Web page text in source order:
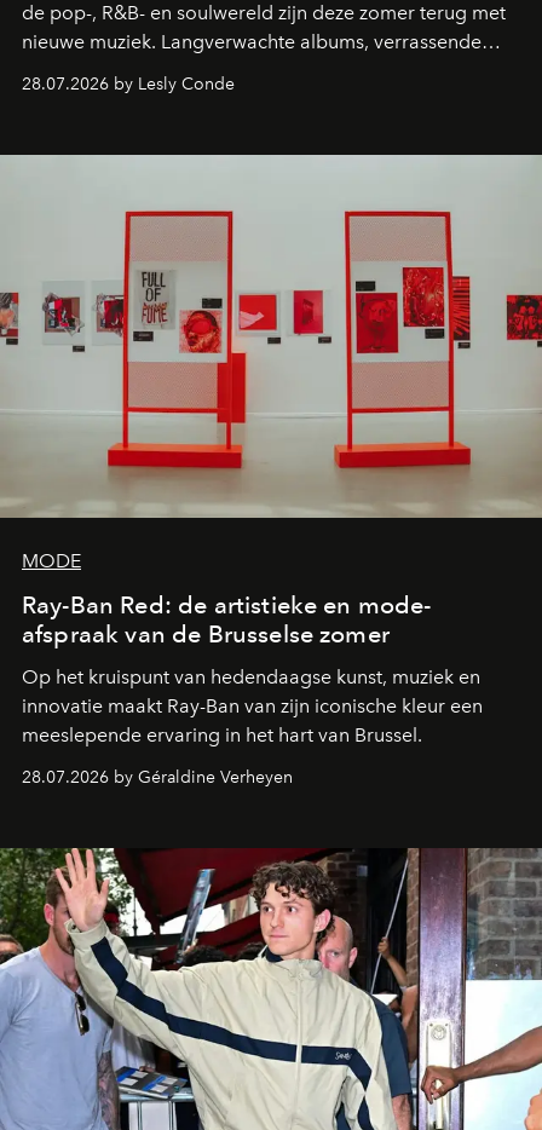
de pop-, R&B- en soulwereld zijn deze zomer terug met
nieuwe muziek. Langverwachte albums, verrassende
de releases die je niet mag missen.
28.07.2026 by Lesly Conde
MODE
Ray-Ban Red: de artistieke en mode-
afspraak van de Brusselse zomer
Op het kruispunt van hedendaagse kunst, muziek en
innovatie maakt Ray-Ban van zijn iconische kleur een
meeslepende ervaring in het hart van Brussel.
28.07.2026 by Géraldine Verheyen